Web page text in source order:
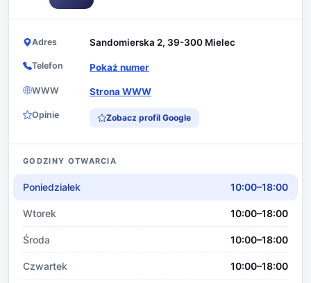
Adres Sandomierska 2, 39-300 Mielec
Telefon Pokaż numer
WWW Strona WWW
Opinie Zobacz profil Google
GODZINY OTWARCIA
Poniedziałek 10:00–18:00
Wtorek 10:00–18:00
Środa 10:00–18:00
Czwartek 10:00–18:00